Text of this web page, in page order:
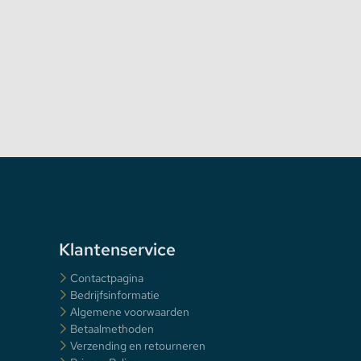
Klantenservice
Contactpagina
Bedrijfsinformatie
Algemene voorwaarden
Betaalmethoden
Verzending en retourneren